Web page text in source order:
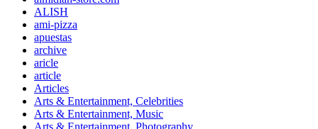
ALISH
ami-pizza
apuestas
archive
aricle
article
Articles
Arts & Entertainment, Celebrities
Arts & Entertainment, Music
Arts & Entertainment, Photography